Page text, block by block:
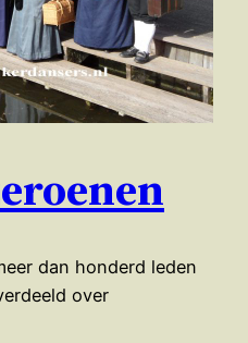
dan honderd leden
over